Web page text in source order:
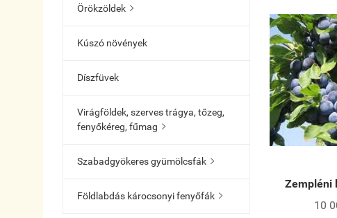
Örökzöldek 
Kúszó növények
Díszfüvek
Virágföldek, szerves trágya, tőzeg,
fenyőkéreg, fűmag 
Szabadgyökeres gyümölcsfák 
Földlabdás károcsonyi fenyőfák 
Zempléni
10